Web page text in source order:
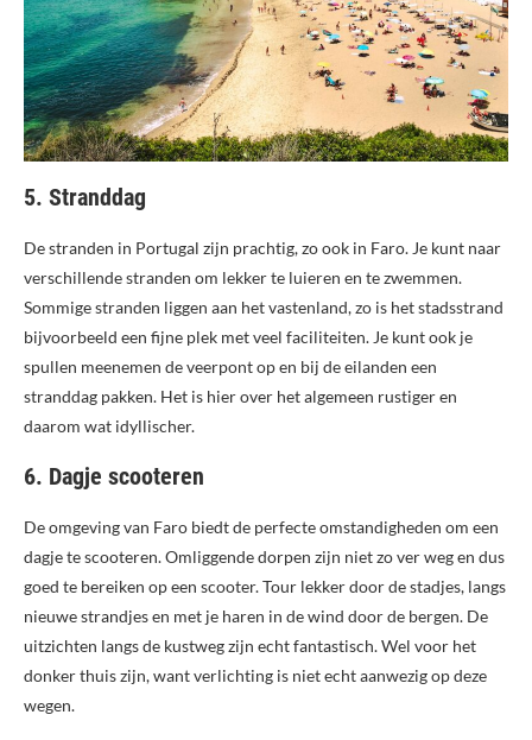
5. Stranddag
De stranden in Portugal zijn prachtig, zo ook in Faro. Je kunt naar
verschillende stranden om lekker te luieren en te zwemmen.
Sommige stranden liggen aan het vastenland, zo is het stadsstrand
bijvoorbeeld een fijne plek met veel faciliteiten. Je kunt ook je
spullen meenemen de veerpont op en bij de eilanden een
stranddag pakken. Het is hier over het algemeen rustiger en
daarom wat idyllischer.
6. Dagje scooteren
De omgeving van Faro biedt de perfecte omstandigheden om een
dagje te scooteren. Omliggende dorpen zijn niet zo ver weg en dus
goed te bereiken op een scooter. Tour lekker door de stadjes, langs
nieuwe strandjes en met je haren in de wind door de bergen. De
uitzichten langs de kustweg zijn echt fantastisch. Wel voor het
donker thuis zijn, want verlichting is niet echt aanwezig op deze
wegen.